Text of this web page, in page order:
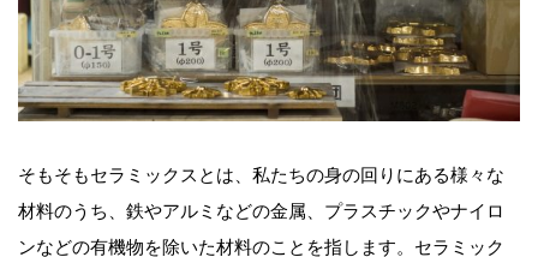
そもそもセラミックスとは、私たちの身の回りにある様々な
材料のうち、鉄やアルミなどの金属、プラスチックやナイロ
ンなどの有機物を除いた材料のことを指します。セラミック